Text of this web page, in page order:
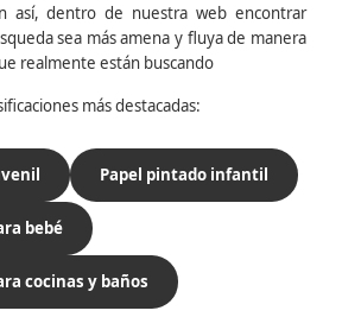
así, dentro de nuestra web encontrar
sea más amena y fluya de manera
realmente están buscando
más destacadas:
Papel pintado infantil
bebé
cocinas y baños